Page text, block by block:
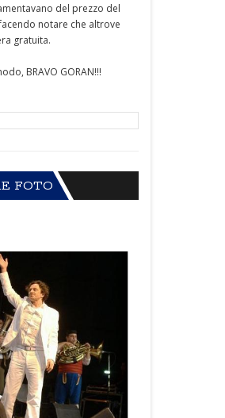
del prezzo del
notare che altrove
gratuita.
BRAVO GORAN!!!
FOTO